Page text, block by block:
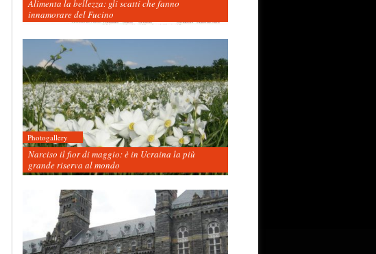
Alimenta la bellezza: gli scatti che fanno
innamorare del Fucino
Photogallery
Narciso il fior di maggio: è in Ucraina la più
grande riserva al mondo